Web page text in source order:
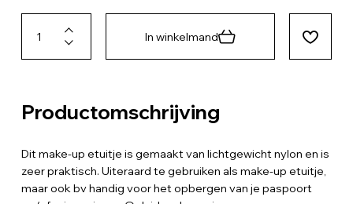
In winkelmand
Productomschrijving
Dit make-up etuitje is gemaakt van lichtgewicht nylon en is
zeer praktisch. Uiteraard te gebruiken als make-up etuitje,
maar ook bv handig voor het opbergen van je paspoort